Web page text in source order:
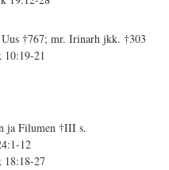
†767; mr. Irinarh jkk. †303
21
ja Filumen †III s.
12
27